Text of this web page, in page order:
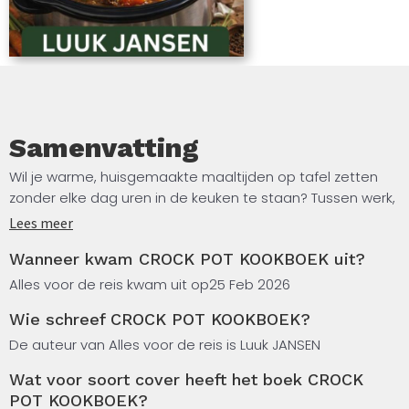
praktische gerechten wil bereiden zonder
ingewikkelde technieken
Samenvatting
Wil je warme, huisgemaakte maaltijden op tafel zetten
zonder elke dag uren in de keuken te staan? Tussen werk,
gezin en dagelijkse verplichtingen kan het lastig zijn om ’s
slowcooker biedt uitkomst — en dit boek laat je zien hoe
je die op een eenvoudige en betrouwbare manier
CROCK POT KOOKBOEK – Eenvoudige slowcooker
praktische recepten die passen bij het echte gezinsleven.
Lees meer
Wanneer kwam CROCK POT KOOKBOEK uit?
Alles voor de reis kwam uit op25 Feb 2026
Wie schreef CROCK POT KOOKBOEK?
De auteur van Alles voor de reis is Luuk JANSEN
Wat voor soort cover heeft het boek CROCK
POT KOOKBOEK?